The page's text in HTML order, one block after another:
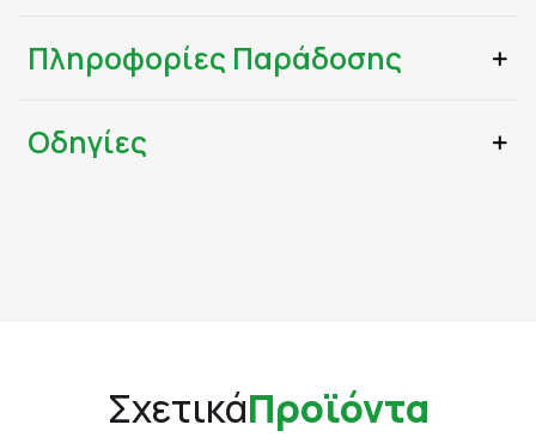
Πληροφορίες Παράδοσης
Οδηγίες
ΣχετικάΠροϊόντα